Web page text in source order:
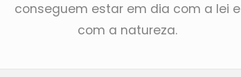
conseguem estar em dia com a lei e
com a natureza.